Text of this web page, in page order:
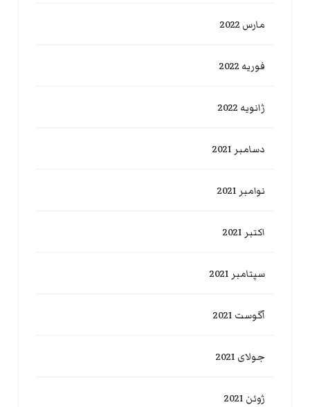
مارس 2022
فوریه 2022
ژانویه 2022
دسامبر 2021
نوامبر 2021
اکتبر 2021
سپتامبر 2021
آگوست 2021
جولای 2021
ژوئن 2021